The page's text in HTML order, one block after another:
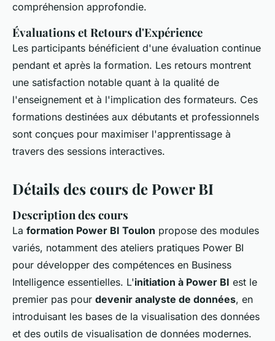
compréhension approfondie.
Évaluations et Retours d'Expérience
Les participants bénéficient d'une évaluation continue
pendant et après la formation. Les retours montrent
une satisfaction notable quant à la qualité de
l'enseignement et à l'implication des formateurs. Ces
formations destinées aux débutants et professionnels
sont conçues pour maximiser l'apprentissage à
travers des sessions interactives.
Détails des cours de Power BI
Description des cours
La formation Power BI Toulon propose des modules
variés, notamment des ateliers pratiques Power BI
pour développer des compétences en Business
Intelligence essentielles. L'initiation à Power BI est le
premier pas pour devenir analyste de données, en
introduisant les bases de la visualisation des données
et des outils de visualisation de données modernes.